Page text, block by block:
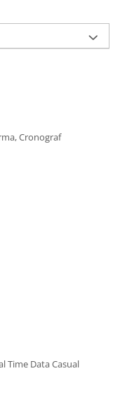
Cronograf
Time Data Casual